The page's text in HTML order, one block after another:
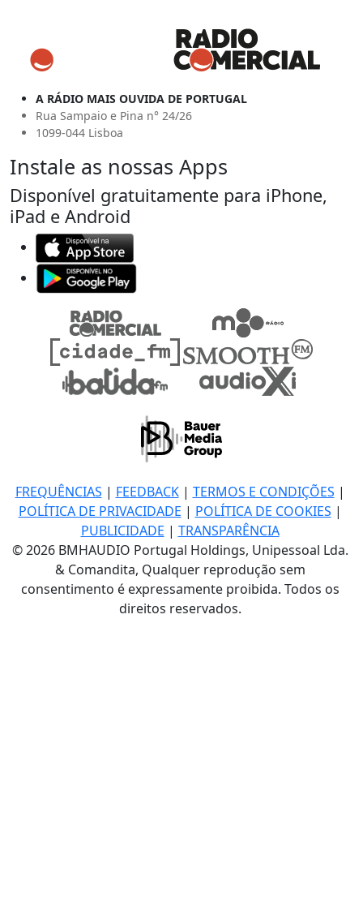
A RÁDIO MAIS OUVIDA DE PORTUGAL
Rua Sampaio e Pina n° 24/26
1099-044 Lisboa
Instale as nossas Apps
Disponível gratuitamente para iPhone,
iPad e Android
FREQUÊNCIAS | FEEDBACK| TERMOS E CONDIÇÕES |
POLÍTICA DE PRIVACIDADE | POLÍTICA DE COOKIES |
PUBLICIDADE | TRANSPARÊNCIA
© 2026 BMHAUDIO Portugal Holdings, Unipessoal Lda.
& Comandita, Qualquer reprodução sem
consentimento é expressamente proibida. Todos os
direitos reservados.